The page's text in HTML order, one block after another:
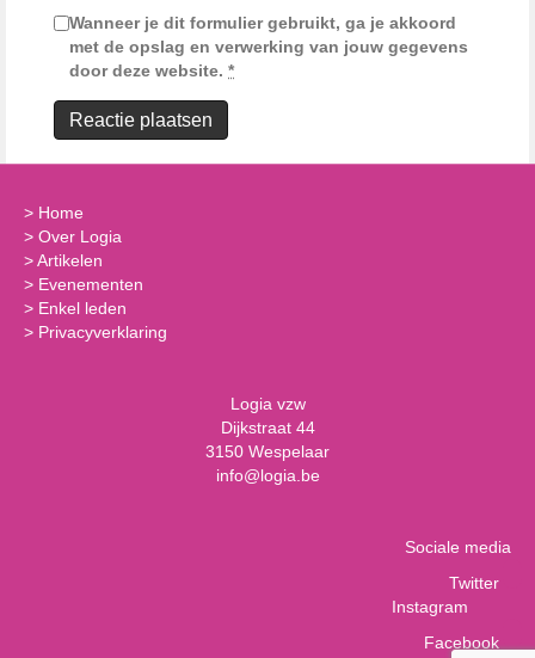
Wanneer je dit formulier gebruikt, ga je akkoord
met de opslag en verwerking van jouw gegevens
door deze website. *
> Home
> Over Logia
>Artikelen
> Evenementen
> Enkel leden
> Privacyverklaring
Logia vzw
Dijkstraat 44
3150 Wespelaar
info@logia.be
Sociale media
Twitter
Instagram
Facebook